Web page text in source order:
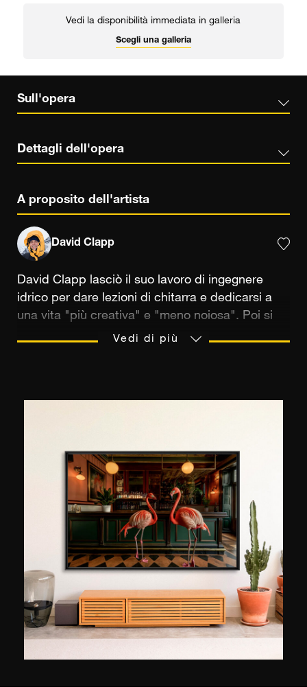
Vedi la disponibilità immediata in galleria
Scegli una galleria
Sull'opera
Dettagli dell'opera
A proposito dell'artista
David Clapp
David Clapp lasciò il suo lavoro di ingegnere
idrico per dare lezioni di chitarra e dedicarsi a
una vita "più creativa" e "meno noiosa". Poi si
rese conto che era attraverso la fotografia che
Society. Ambassador di Canon, di cui è uno dei
referenti tecnici, tiene corsi di fotografia tra due
reportage e partecipa ad eventi del famoso
marchio in tutto il mondo. Poco presente sui
social, David Clapp è comunque un
appassionato di tecnologia: "Ho sempre pensato
che l'aspetto creativo della fotografia e quello
della tecnologia vadano di pari passo", afferma,
"Faccio fatica a definire la fotografia che pratico,
le foto seguono un percorso abbastanza ellittico
tra architettura, paesaggio, viaggio... non so
Vedi di più